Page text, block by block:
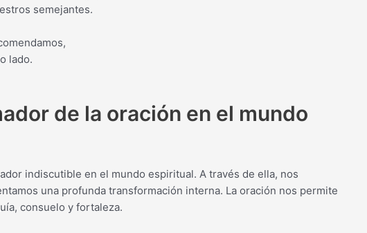
semejantes.
lado.
de la oración en el mundo
indiscutible en el mundo espiritual. A través de ella, nos
una profunda transformación interna. La oración nos permite
consuelo y fortaleza.